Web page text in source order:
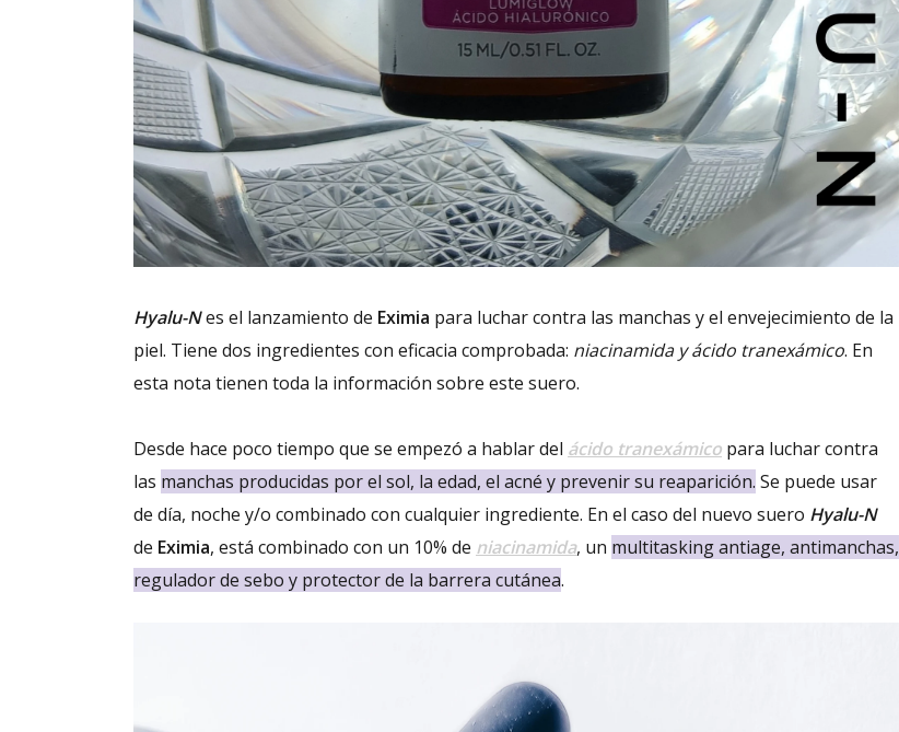
Hyalu-Nes el lanzamiento de Eximia para luchar contra las manchas y el envejecimiento de la
piel. Tiene dos ingredientes con eficacia comprobada: niacinamida y ácido tranexámico. En
esta nota tienen toda la información sobre este suero.
Desde hace poco tiempo que se empezó a hablar del ácido tranexámico para luchar contra
las manchas producidas por el sol, la edad, el acné y prevenir su reaparición. Se puede usar
de día, noche y/o combinado con cualquier ingrediente. En el caso del nuevo suero Hyalu-N
de Eximia, está combinado con un 10% de niacinamida, un multitasking antiage, antimanchas,
regulador de sebo y protector de la barrera cutánea.